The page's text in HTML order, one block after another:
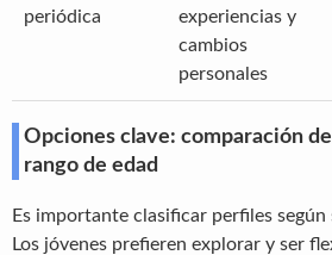
periódica
experiencias y
cambios
personales
Opciones clave: comparación
rango de edad
Es importante clasificar perfiles
Los jóvenes prefieren explorar y ser